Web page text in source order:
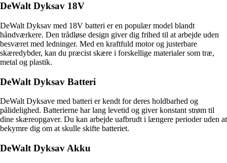
DeWalt Dyksav 18V
DeWalt Dyksav med 18V batteri er en populær model blandt
håndværkere. Den trådløse design giver dig frihed til at arbejde uden
besværet med ledninger. Med en kraftfuld motor og justerbare
skæredybder, kan du præcist skære i forskellige materialer som træ,
metal og plastik.
DeWalt Dyksav Batteri
DeWalt Dyksave med batteri er kendt for deres holdbarhed og
pålidelighed. Batterierne har lang levetid og giver konstant strøm til
dine skæreopgaver. Du kan arbejde uafbrudt i længere perioder uden at
bekymre dig om at skulle skifte batteriet.
DeWalt Dyksav Akku